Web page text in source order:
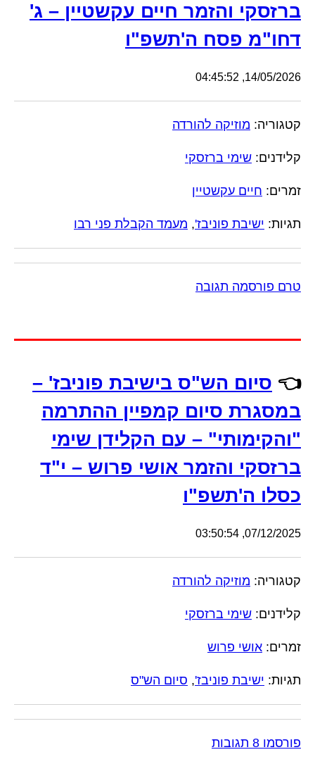
ברזסקי והזמר חיים עקשטיין – ג'
דחו"מ פסח ה'תשפ"ו
14/05/2026, 04:45:52
קטגוריה: מוזיקה להורדה
קלידנים: שימי ברזסקי
זמרים: חיים עקשטיין
תגיות: ישיבת פוניבז', מעמד הקבלת פני רבו
טרם פורסמה תגובה
👈 סיום הש"ס בישיבת פוניבז' –
במסגרת סיום קמפיין ההתרמה
"והקימותי" – עם הקלידן שימי
ברזסקי והזמר אושי פרוש – י"ד
כסלו ה'תשפ"ו
07/12/2025, 03:50:54
קטגוריה: מוזיקה להורדה
קלידנים: שימי ברזסקי
זמרים: אושי פרוש
תגיות: ישיבת פוניבז', סיום הש"ס
פורסמו 8 תגובות